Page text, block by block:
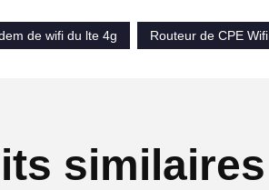
de wifi du lte 4g Routeur de CPE Wifi
similaires